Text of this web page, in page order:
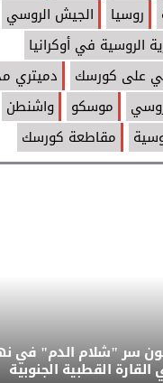
روسيا
الجيش الروسي
الروسية في أوكرانيا
على كورسك
دميتري
موسكو
واشنطن
مقاطعة كورسك
سر "شلام الدم" في
القطبية الجنوبية